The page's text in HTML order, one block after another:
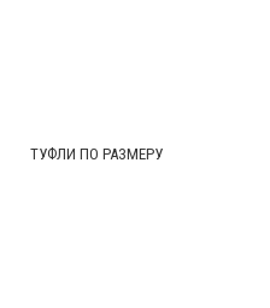
ТУФЛИ ПО РАЗМЕРУ